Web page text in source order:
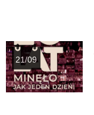
21/09